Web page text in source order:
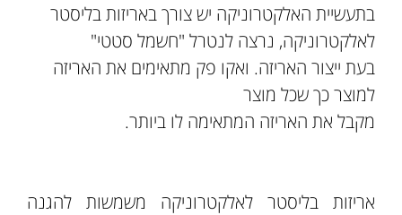
בתעשיית האלקטרוניקה יש צורך באריזות בליסטר
לאלקטרוניקה, נרצה לנטרל "חשמל סטטי"
בעת ייצור האריזה. ואקו פק מתאימים את האריזה
למוצר כך שכל מוצר
מקבל את האריזה המתאימה לו ביותר.
אריזות בליסטר לאלקטרוניקה משמשות להגנה